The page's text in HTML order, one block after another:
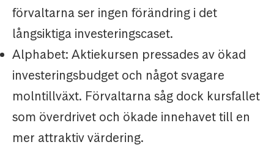
förvaltarna ser ingen förändring i det
långsiktiga investeringscaset.
Alphabet: Aktiekursen pressades av ökad
investeringsbudget och något svagare
molntillväxt. Förvaltarna såg dock kursfallet
som överdrivet och ökade innehavet till en
mer attraktiv värdering.